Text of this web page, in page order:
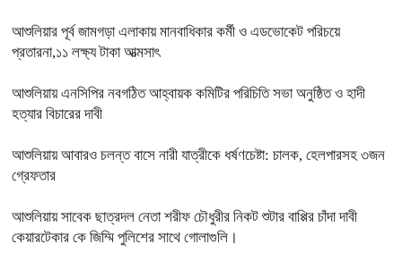
আশুলিয়ার পূর্ব জামগড়া এলাকায় মানবাধিকার কর্মী ও এডভোকেট পরিচয়ে
প্রতারনা,১১ লক্ষ্য টাকা আত্মসাৎ
আশুলিয়ায় এনসিপির নবগঠিত আহ্বায়ক কমিটির পরিচিতি সভা অনুষ্ঠিত ও হাদী
হত্যার বিচারের দাবী
আশুলিয়ায় আবারও চলন্ত বাসে নারী যাত্রীকে ধর্ষণচেষ্টা: চালক, হেলপারসহ ৩জন
গ্রেফতার
আশুলিয়ায় সাবেক ছাত্রদল নেতা শরীফ চৌধুরীর নিকট শুটার বাপ্পির চাঁদা দাবী
কেয়ারটেকার কে জিম্মি পুলিশের সাথে গোলাগুলি।